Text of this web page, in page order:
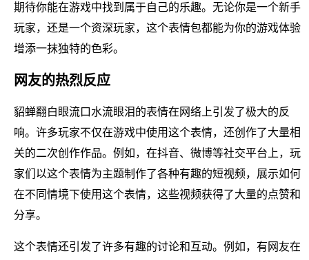
期待你能在游戏中找到属于自己的乐趣。无论你是一个新手
玩家，还是一个资深玩家，这个表情包都能为你的游戏体验
增添一抹独特的色彩。
网友的热烈反应
貂蝉翻白眼流口水流眼泪的表情在网络上引发了极大的反
响。许多玩家不仅在游戏中使用这个表情，还创作了大量相
关的二次创作作品。例如，在抖音、微博等社交平台上，玩
家们以这个表情为主题制作了各种有趣的短视频，展示如何
在不同情境下使用这个表情，这些视频获得了大量的点赞和
分享。
这个表情还引发了许多有趣的讨论和互动。例如，有网友在